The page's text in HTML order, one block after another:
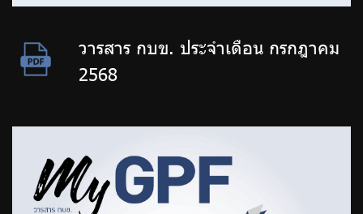
วารสาร กบข. ประจำเดือน กรกฎาคม
2568